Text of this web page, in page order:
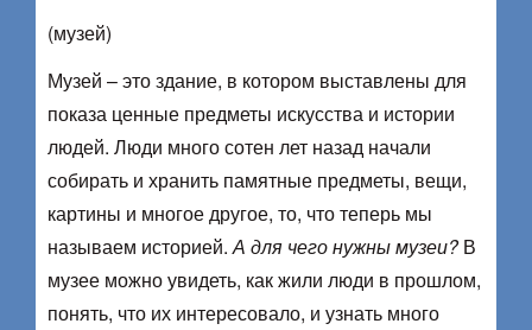
(музей)
Музей – это здание, в котором выставлены для
показа ценные предметы искусства и истории
людей. Люди много сотен лет назад начали
собирать и хранить памятные предметы, вещи,
картины и многое другое, то, что теперь мы
называем историей.А для чего нужны музеи?В
музее можно увидеть, как жили люди в прошлом,
понять, что их интересовало, и узнать много